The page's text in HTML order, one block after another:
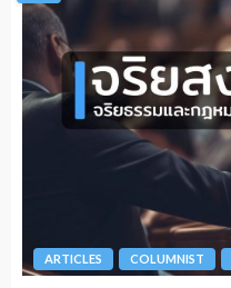
ARTICLES COLUMNIST